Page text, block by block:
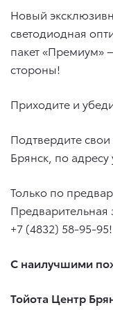
Новый
светодиодная
пакет «Премиум»
стороны!
Приходите и
Подтвердите
Брянск, по
Только по
Предварительная
+7 (4832) 58-95-95!
С наилучшими
Тойота Центр